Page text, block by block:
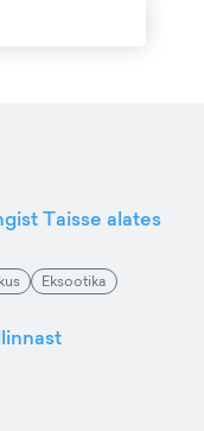
Taisse alates
Eksootika